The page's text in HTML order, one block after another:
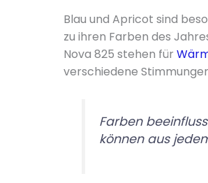
Blau und Apricot sind
zu ihren Farben des
Nova 825 stehen für
verschiedene
Farben
können aus